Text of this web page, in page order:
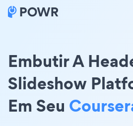
Embutir A
Slideshow
Em Seu